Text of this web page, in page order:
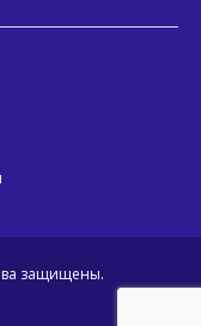
защищены.